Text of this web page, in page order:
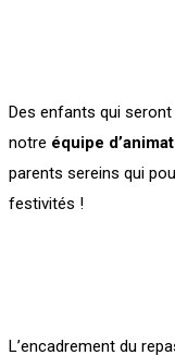
Des enfants qui
notre équipe
parents sereins qui
festivités !
L’encadrement du